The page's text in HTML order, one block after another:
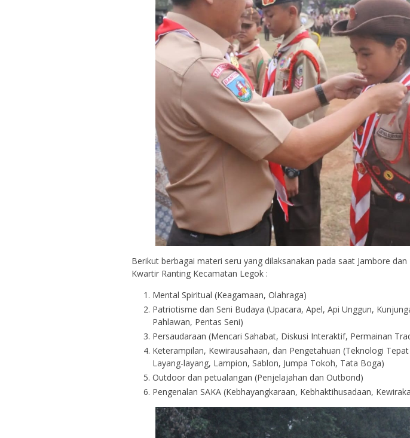
Berikut berbagai materi seru yang dilaksanakan pada saat Jambore dan
Kwartir Ranting Kecamatan Legok :
Mental Spiritual (Keagamaan, Olahraga)
Patriotisme dan Seni Budaya (Upacara, Apel, Api Unggun,
Pahlawan, Pentas Seni)
Persaudaraan (Mencari Sahabat, Diskusi Interaktif, Permainan
Keterampilan, Kewirausahaan, dan Pengetahuan (Teknologi
Layang-layang, Lampion, Sablon, Jumpa Tokoh, Tata Boga)
Outdoor dan petualangan (Penjelajahan dan Outbond)
Pengenalan SAKA (Kebhayangkaraan, Kebhaktihusadaan,